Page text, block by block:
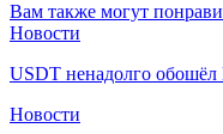
Вам также могут
Новости
USDT ненадолго обошёл
Новости